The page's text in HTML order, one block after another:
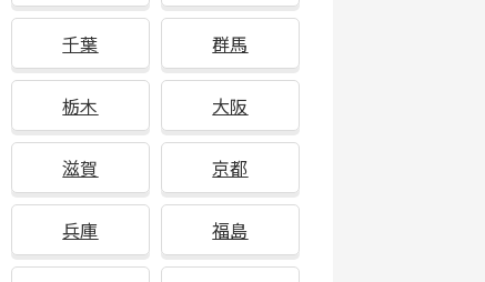
千葉 群馬
栃木 大阪
滋賀 京都
兵庫 福島